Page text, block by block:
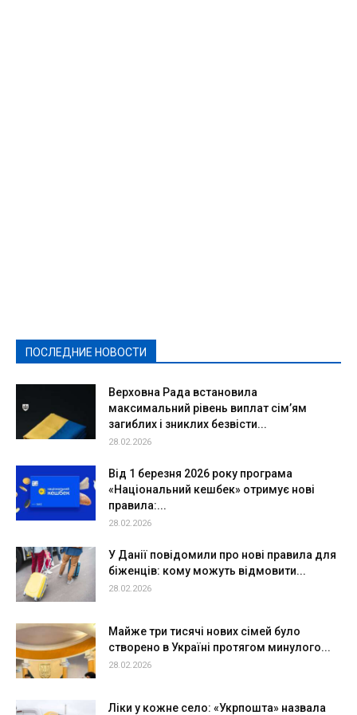
ПОСЛЕДНИЕ НОВОСТИ
Верховна Рада встановила
максимальний рівень виплат сім’ям
загиблих і зниклих безвісти...
28.02.2026
Від 1 березня 2026 року програма
«Національний кешбек» отримує нові
правила:...
28.02.2026
У Данії повідомили про нові правила для
біженців: кому можуть відмовити...
28.02.2026
Майже три тисячі нових сімей було
створено в Україні протягом минулого...
28.02.2026
Ліки у кожне село: «Укрпошта» назвала